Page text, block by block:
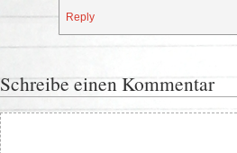
Reply
Schreibe einen Kommentar